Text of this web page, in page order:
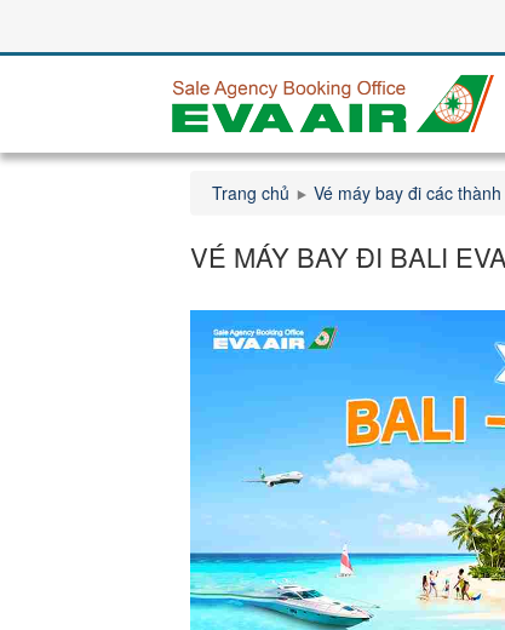
Trang chủ Vé máy bay đi các
VÉ MÁY BAY ĐI BALI